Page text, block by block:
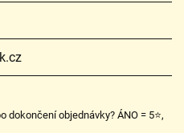
objednávky? ÁNO = 5⭐,